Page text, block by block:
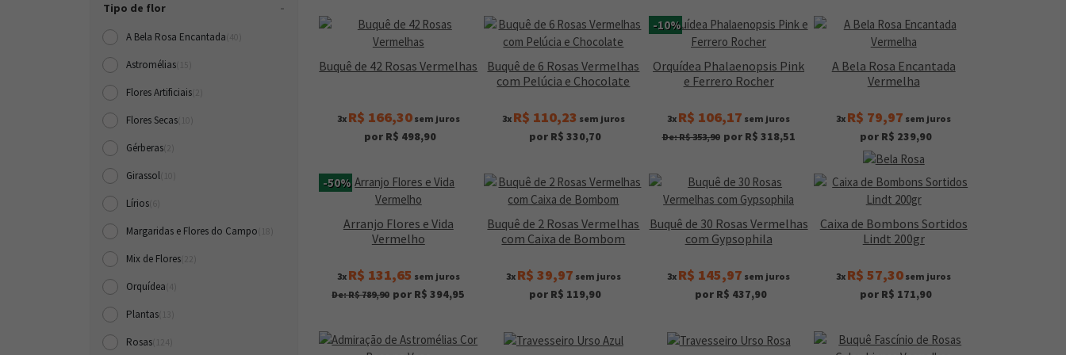
Tipo de flor
A Bela Rosa Encantada
Astromélias
Flores Artificiais
Flores Secas
Gérberas
Girassol
Lírios
Margaridas e Flores do Campo
Mix de Flores
Orquídea
Plantas
Rosas
Buquê de 42 Rosas Vermelhas
3x R$ 166,30sem juros
por R$ 498,90
Buquê de 6 Rosas Vermelhas
com Pelúcia e Chocolate
3x R$ 110,23 sem juros
por R$ 330,70
-10%
Orquídea Phalaenopsis Pink
e Ferrero Rocher
3x R$ 106,17 sem juros
De: R$ 353,90 por R$ 318,51
A Bela Rosa Encantada
Vermelha
3x R$ 79,97 sem juros
por R$ 239,90
-50%
Arranjo Flores e Vida
Vermelho
3x R$ 131,65 sem juros
De: R$ 789,90 por R$ 394,95
Buquê de 2 Rosas Vermelhas
com Caixa de Bombom
3x R$ 39,97 sem juros
por R$ 119,90
Buquê de 30 Rosas Vermelhas
com Gypsophila
3x R$ 145,97 sem juros
por R$ 437,90
Caixa de Bombons Sortidos
Lindt 200gr
3x R$ 57,30 sem juros
por R$ 171,90